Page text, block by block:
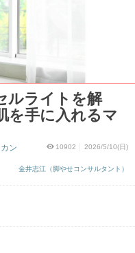
ルライトを解
を手に入れるマ
10902 2026/5/10(日)
金井志江（脚やせコンサルタント）
ン